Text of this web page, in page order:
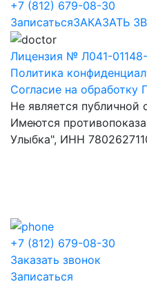
+7 (812) 679-08-30
ЗаписатьсяЗАКАЗАТЬ
Лицензия № Л041-
Политика
Согласие на обработку
Не является публичной
Имеются
Улыбка", ИНН
+7 (812) 679-08-30
Заказать звонок
Записаться